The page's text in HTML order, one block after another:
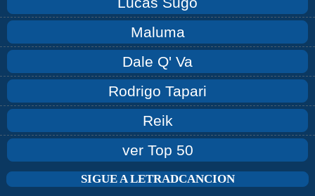
Maluma
Dale Q' Va
Rodrigo Tapari
Reik
ver Top 50
SIGUE A LETRADCANCION